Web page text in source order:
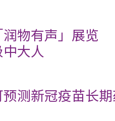
物有声」展览
大人
测新冠疫苗长